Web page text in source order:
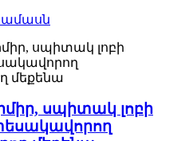
սպիտակ լոբի